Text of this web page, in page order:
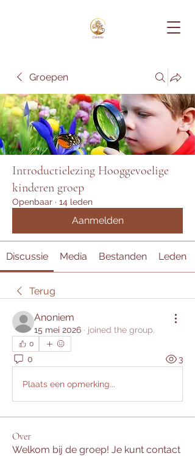
Groepen
Introductielezing Hooggevoelige
kinderen groep
Openbaar · 14 leden
Aanmelden
Discussie Media Bestanden Leden
Terug
Anoniem
15 mei 2026 · joined the group.
0
0 3
Plaats een opmerking...
Over
Welkom bij de groep! Je kunt contact